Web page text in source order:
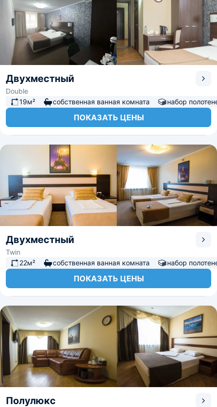
Двухместный
Double
19м²
собственная ванная комната набор
ПОКАЗАТЬ ЦЕНЫ
Двухместный
Twin
22м²
собственная ванная комната набор
ПОКАЗАТЬ ЦЕНЫ
Полулюкс